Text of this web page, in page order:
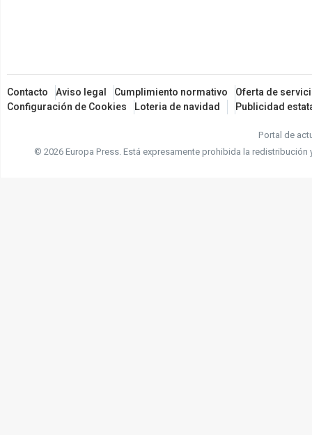
Contacto Aviso legal Cumplimiento normativo
Oferta de
Configuración de Cookies
Loteria de navidad Publicidad
Portal de
© 2026 Europa Press.Está expresamente prohibida la